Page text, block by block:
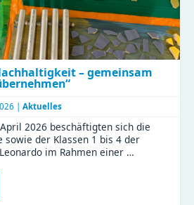
– gemeinsam
| Aktuelles
2026 beschäftigten sich die
sowie der Klassen 1 bis 4 der
im Rahmen einer …